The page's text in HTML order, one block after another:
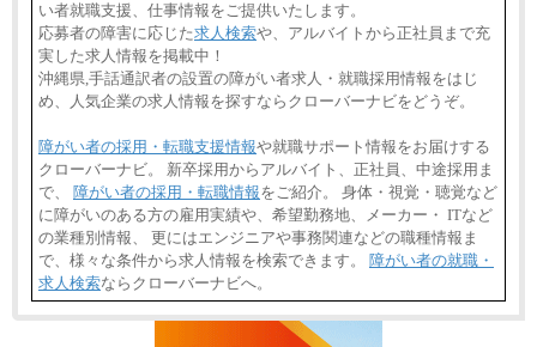
い者就職支援、仕事情報をご提供いたします。
応募者の障害に応じた求人検索や、アルバイトから正社員まで充
実した求人情報を掲載中！
沖縄県,手話通訳者の設置の障がい者求人・就職採用情報をはじ
め、人気企業の求人情報を探すならクローバーナビをどうぞ。
障がい者の採用・転職支援情報や就職サポート情報をお届けする
クローバーナビ。 新卒採用からアルバイト、正社員、中途採用ま
で、 障がい者の採用・転職情報をご紹介。 身体・視覚・聴覚など
に障がいのある方の雇用実績や、希望勤務地、メーカー・ ITなど
の業種別情報、 更にはエンジニアや事務関連などの職種情報ま
で、様々な条件から求人情報を検索できます。 障がい者の就職・
求人検索ならクローバーナビへ。